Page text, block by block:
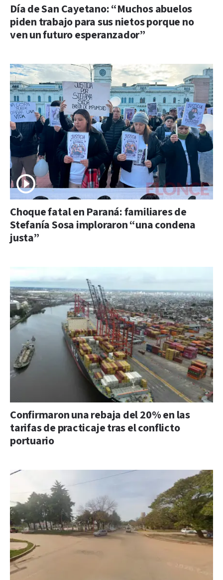
Día de San Cayetano: “Muchos abuelos
piden trabajo para sus nietos porque no
ven un futuro esperanzador”
Choque fatal en Paraná: familiares de
Stefanía Sosa imploraron “una condena
justa”
Confirmaron una rebaja del 20% en las
tarifas de practicaje tras el conflicto
portuario